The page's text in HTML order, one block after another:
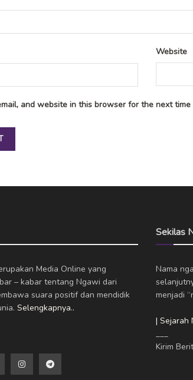
Website
and website in this browser for the next time
Media Online yang
– kabar tentang Ngawi dari
suara positif dan mendidik
Selengkapnya..
Sekilas
Nama
menjadi
| Sejarah
Kirim